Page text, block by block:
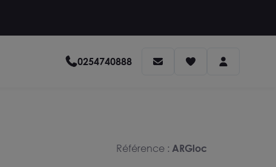
0254740888
Référence : ARGloc